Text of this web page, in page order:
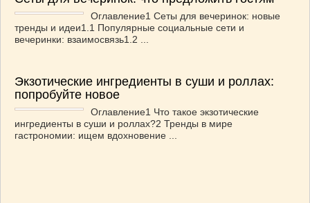
Оглавление1 Сеты для вечеринок: новые
тренды и идеи1.1 Популярные социальные сети и
вечеринки: взаимосвязь1.2 ...
Экзотические ингредиенты в суши и роллах:
попробуйте новое
Оглавление1 Что такое экзотические
ингредиенты в суши и роллах?2 Тренды в мире
гастрономии: ищем вдохновение ...